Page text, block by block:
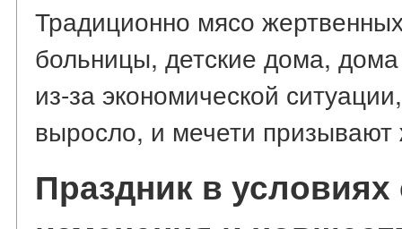
Традиционно мясо
больницы, детские дома,
из-за экономической
выросло, и мечети
Праздник в